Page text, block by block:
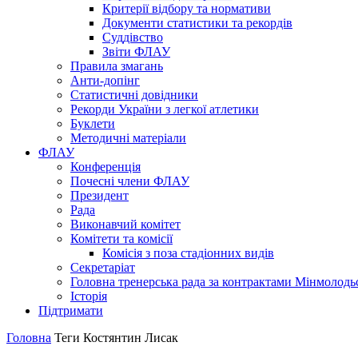
Критерії відбору та нормативи
Документи статистики та рекордів
Суддівство
Звіти ФЛАУ
Правила змагань
Анти-допінг
Статистичні довідники
Рекорди України з легкої атлетики
Буклети
Методичні матеріали
ФЛАУ
Конференція
Почесні члени ФЛАУ
Президент
Рада
Виконавчий комітет
Комітети та комісії
Комісія з поза стадіонних видів
Секретаріат
Головна тренерська рада за контрактами
Історія
Підтримати
Головна Теги Костянтин Лисак